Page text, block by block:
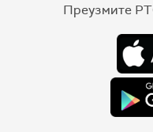
Преузмите